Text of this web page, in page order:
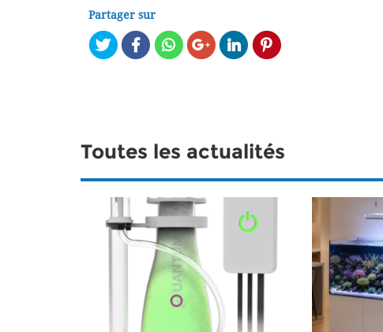
Partager sur
Toutes les actualités